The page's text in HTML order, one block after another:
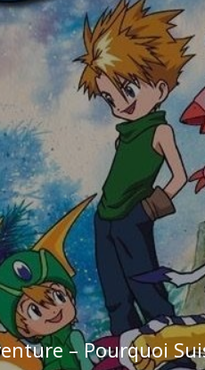
– Pourquoi